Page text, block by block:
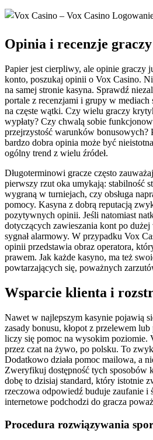
Opinia i recenzje graczy
Papier jest cierpliwy, ale opinie graczy
konto, poszukaj opinii o Vox Casino.
na samej stronie kasyna. Sprawdź
portale z recenzjami i grupy w mediach
na częste wątki. Czy wielu graczy
wypłaty? Czy chwalą sobie
przejrzystość warunków bonusowych?
bardzo dobra opinia może być
ogólny trend z wielu źródeł.
Długoterminowi gracze często
pierwszy rzut oka umykają: stabilność
wygraną w turniejach, czy obsługa
pomocy. Kasyna z dobrą reputacją
pozytywnych opinii. Jeśli natomiast
dotyczących zawieszania kont po
sygnał alarmowy. W przypadku Vox
opinii przedstawia obraz operatora,
prawem. Jak każde kasyno, ma też
powtarzających się, poważnych
Wsparcie klienta i
Nawet w najlepszym kasynie pojawią
zasady bonusu, kłopot z przelewem
liczy się pomoc na wysokim poziomie.
przez czat na żywo, po polsku. To
Dodatkowo działa pomoc mailowa, a
Zweryfikuj dostępność tych sposobów
dobę to dzisiaj standard, który istotnie
rzeczowa odpowiedź buduje zaufanie i
internetowe podchodzi do gracza
Procedura rozwiązywania